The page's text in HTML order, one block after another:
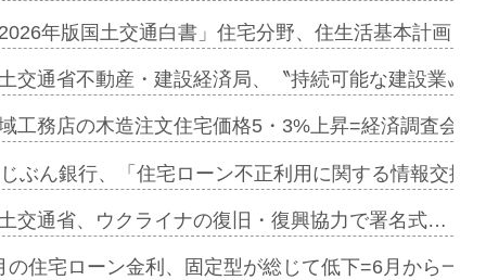
も城南エ…
合型の賃…
ンカフェ…
業=お互…
コリビング…
る2階建…
年版国土交通白書」住宅分野、住生活基本計画を
交通省不動産・建設経済局、〝持続可能な建設業〟
工務店の木造注文住宅価格5・3%上昇=経済調査会
ぶん銀行、「住宅ローン不正利用に関する情報交換
交通省、ウクライナの復旧・復興協力で署名式…
の住宅ローン金利、固定型が総じて低下=6月から一